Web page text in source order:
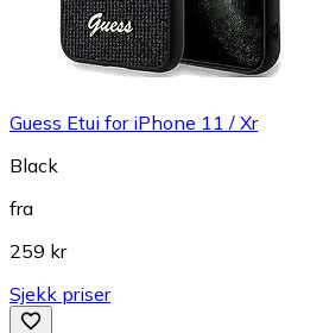
Guess Etui for iPhone 11 / Xr
Black
fra
259 kr
Sjekk priser